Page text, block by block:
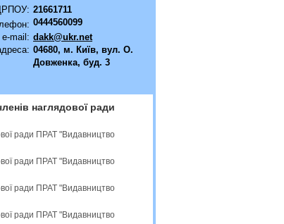
21661711
0444560099
e-mail: dakk@ukr.net
04680, м. Київ, вул. О.
Довженка, буд. 3
наглядової ради
ради ПРАТ "Видавництво
ради ПРАТ "Видавництво
ради ПРАТ "Видавництво
ради ПРАТ "Видавництво